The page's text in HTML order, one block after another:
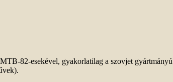
82-esekével, gyakorlatilag a szovjet